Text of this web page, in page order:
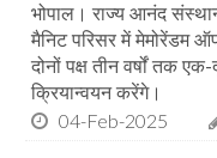
भोपाल। राज्य आनंद
मैनिट परिसर में मेमोरेंडम
दोनों पक्ष तीन वर्षों तक
क्रियान्वयन करेंगे।
04-Feb-2025